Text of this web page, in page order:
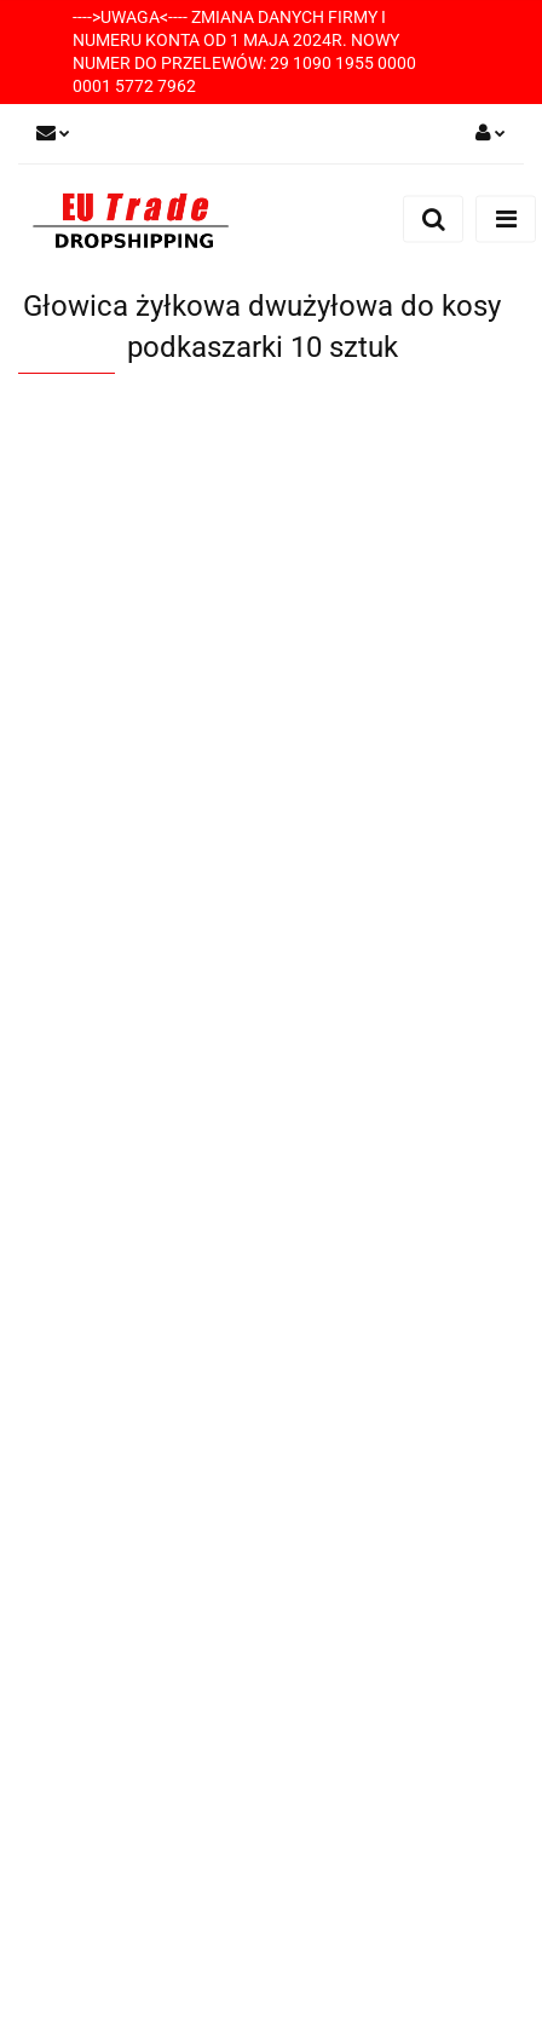
---->UWAGA<---- ZMIANA DANYCH FIRMY I
NUMERU KONTA OD 1 MAJA 2024R. NOWY
NUMER DO PRZELEWÓW: 29 1090 1955 0000
0001 5772 7962
Zarejestruj się
Głowica żyłkowa dwużyłowa do kosy
podkaszarki 10 sztuk